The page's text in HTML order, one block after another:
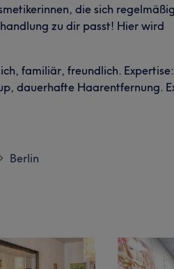
die sich regelmäßig
zu dir passt! Hier wird
familiär, freundlich. Expertise:
dauerhafte Haarentfernung.
> Berlin